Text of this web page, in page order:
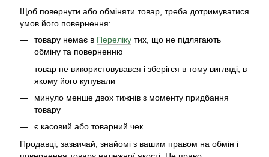
Щоб повернути або обміняти товар, треба дотримуватися
умов його повернення:
товару немає в Переліку тих, що не підлягають
обміну та поверненню
товар не використовувався і зберігся в тому вигляді, в
якому його купували
минуло менше двох тижнів з моменту придбання
товару
є касовий або товарний чек
Продавці, зазвичай, знайомі з вашим правом на обмін і